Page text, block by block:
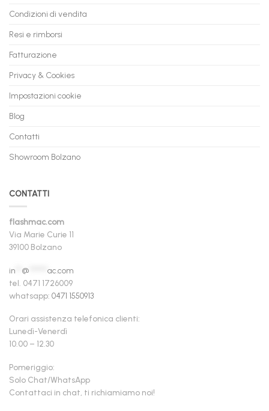
Condizioni di vendita
Resi e rimborsi
Fatturazione
Privacy & Cookies
Impostazioni cookie
Blog
Contatti
Showroom Bolzano
CONTATTI
flashmac.com
Via Marie Curie 11
39100 Bolzano
in @
ac.com
tel. 0471 1726009
whatsapp: 0471 1550913
Orari assistenza telefonica clienti:
Lunedì-Venerdì
10.00 – 12.30
Pomeriggio:
Solo Chat/WhatsApp
Contattaci in chat, ti richiamiamo noi!